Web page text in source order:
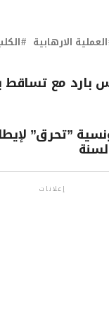
العملية الارهابية
مع تساقط
”تحرق”
إعلانات